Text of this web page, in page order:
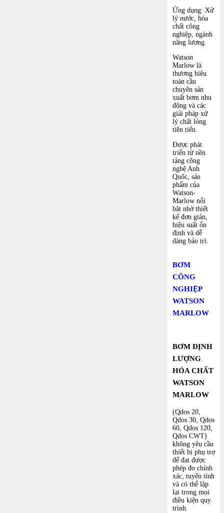
Ứng dụng: Xử
lý nước, hóa
chất công
nghiệp, ngành
năng lượng.
Watson
Marlow là
thương hiệu
toàn cầu
chuyên sản
xuất bơm nhu
động và các
giải pháp xử
lý chất lỏng
tiên tiến.
Được phát
triển từ nền
tảng công
nghệ Anh
Quốc, sản
phẩm của
Watson-
Marlow nổi
bật nhờ thiết
kế đơn giản,
hiệu suất ổn
định và dễ
dàng bảo trì.
BƠM
CÔNG
NGHIỆP
WATSON
MARLOW
BƠM ĐỊNH
LƯỢNG
HÓA CHẤT
WATSON
MARLOW
(Qdos 20,
Qdos 30, Qdos
60, Qdos 120,
Qdos CWT)
không yêu cầu
thiết bị phụ trợ
để đạt được
phép đo chính
xác, tuyến tính
và có thể lặp
lại trong mọi
điều kiện quy
trình.